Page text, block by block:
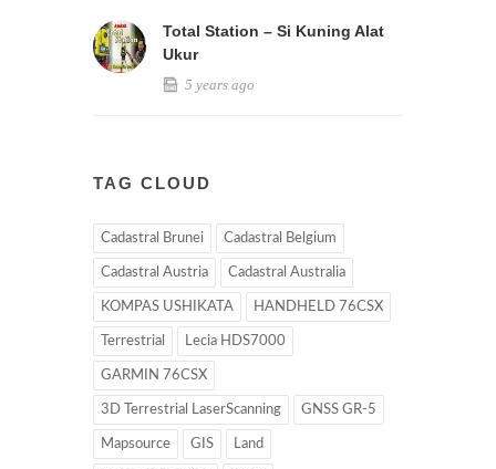
Total Station – Si Kuning Alat
Ukur
5 years ago
TAG CLOUD
Cadastral Brunei Cadastral Belgium
Cadastral Austria Cadastral Australia
KOMPAS USHIKATA HANDHELD 76CSX
Terrestrial Lecia HDS7000
GARMIN 76CSX
3D Terrestrial LaserScanning GNSS GR-5
Mapsource GIS Land